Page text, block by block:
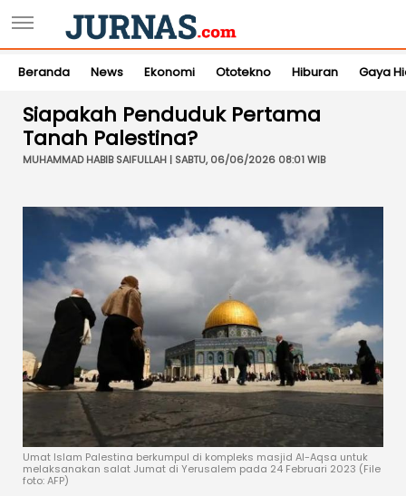
Beranda News Ekonomi Ototekno Hiburan Gaya
Siapakah Penduduk Pertama
Tanah Palestina?
MUHAMMAD HABIB SAIFULLAH | SABTU, 06/06/2026 08:01 WIB
Umat Islam Palestina berkumpul di kompleks masjid Al-Aqsa untuk
melaksanakan salat Jumat di Yerusalem pada 24 Februari 2023 (File
foto: AFP)